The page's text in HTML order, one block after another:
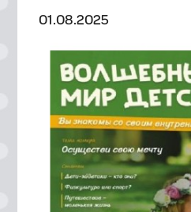
01.08.2025